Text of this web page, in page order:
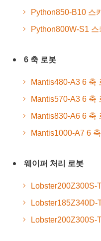
Python850-B10 스
Python800W-S1 스
6 축 로봇
Mantis480-A3 6 축
Mantis570-A3 6 축
Mantis830-A6 6 축
Mantis1000-A7 6
웨이퍼 처리 로봇
Lobster200Z300S-
Lobster185Z340D-
Lobster200Z300S-